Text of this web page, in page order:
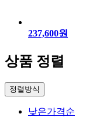
237,600원
상품 정렬
정렬방식
낮은가격순